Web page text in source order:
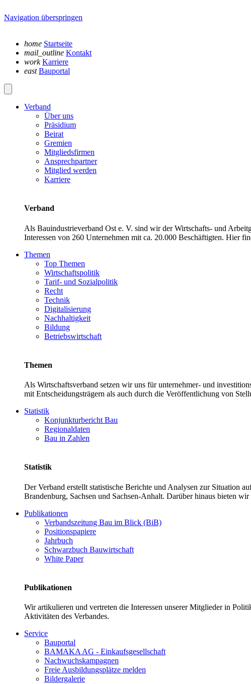
Navigation überspringen
home Startseite
mail_outline Kontakt
work Karriere
east Bauportal
Verband
Über uns
Präsidium
Beirat
Gremien
Mitgliedsfirmen
Ansprechpartner
Mitglied werden
Karriere
Verband
Als Bauindustrieverband Ost e. V. sind wir der Wirtschafts- und
Interessen von 260 Unternehmen mit ca. 20.000 Beschäftigten. Hier
Themen
Top Themen
Wirtschaftspolitik
Tarif- und Sozialpolitik
Recht
Technik
Digitalisierung
Nachhaltigkeit
Bildung
Betriebswirtschaft
Themen
Als Wirtschaftsverband setzen wir uns für unternehmer- und
mit Entscheidungsträgern als auch durch die Veröffentlichung von
Statistik
Konjunkturbericht Bau
Regionaldaten
Bau in Zahlen
Statistik
Der Verband erstellt statistische Berichte und Analysen zur Situation
Brandenburg, Sachsen und Sachsen-Anhalt. Darüber hinaus bieten
Publikationen
Verbandszeitung Bau im Blick (BiB)
Positionspapiere
Jahrbuch
Schwarzbuch Bauwirtschaft
White Paper
Publikationen
Wir artikulieren und vertreten die Interessen unserer Mitglieder in
Aktivitäten des Verbandes.
Service
Bauportal
BAMAKA AG - Einkaufsgesellschaft
Nachwuchskampagnen
Freie Ausbildungsplätze melden
Bildergalerie